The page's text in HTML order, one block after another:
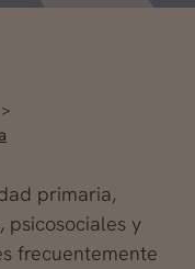
primaria,
psicosociales y
frecuentemente